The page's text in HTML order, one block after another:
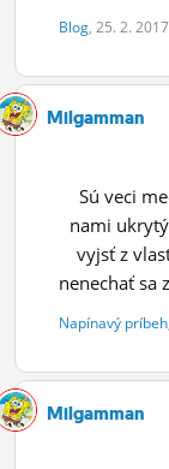
Blog, 25. 2.
Milgamman
Sú veci
nami
vyjsť z
nenechať sa
Napínavý príbeh
Milgamman